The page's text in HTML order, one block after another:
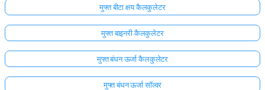
कोई
प्रश्न
नहीं
मुफ्त बीटा क्षय कैलकुलेटर
मुफ्त बाइनरी कैलकुलेटर
मुफ्त बंधन ऊर्जा कैलकुलेटर
मुफ्त बंधन ऊर्जा सॉल्वर